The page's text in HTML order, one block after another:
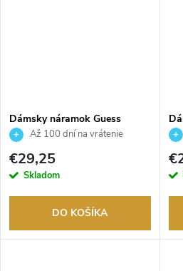
Dámsky náramok Guess
JUBB06246JWYGS
Až 100 dní na vrátenie
tovaru. Autorizovaný predajca.
€29,25
Skladom
DO KOŠÍKA